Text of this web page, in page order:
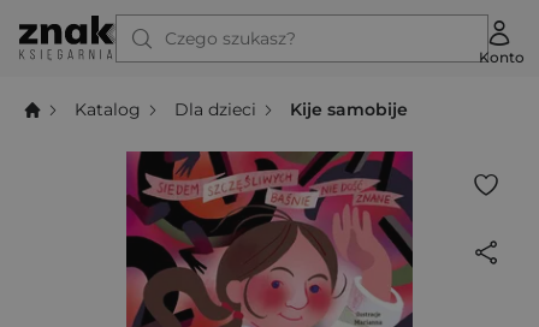
Czego szukasz?
Konto
Katalog Dla dzieci Kije samobije